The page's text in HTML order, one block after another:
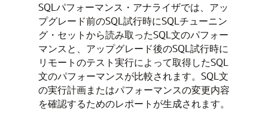
SQLパフォーマンス・アナライザでは、アッ
プグレード前のSQL試行時にSQLチューニン
グ・セットから読み取ったSQL文のパフォー
マンスと、アップグレード後のSQL試行時に
リモートのテスト実行によって取得したSQL
文のパフォーマンスが比較されます。SQL文
の実行計画またはパフォーマンスの変更内容
を確認するためのレポートが生成されます。